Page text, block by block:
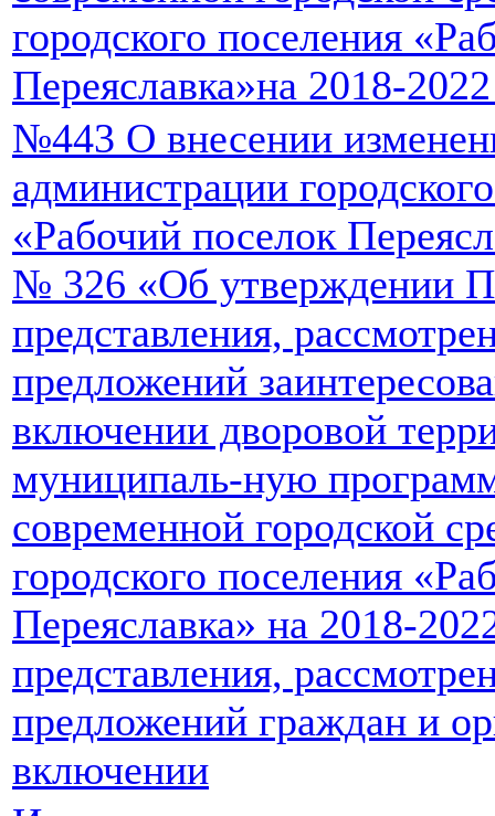
городского поселения
Переяславка»на 2018-
№443 О внесении
администрации
«Рабочий поселок
№ 326 «Об утверждении
представления,
предложений
включении дворовой
муниципаль-ную
современной городской
городского поселения
Переяславка» на 2018-
представления,
предложений граждан и
включении